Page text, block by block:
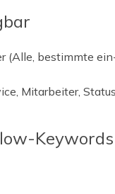
(Alle, bestimmte
Mitarbeiter,
Keywords